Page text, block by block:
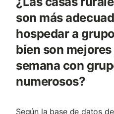
son más
hospedar a
bien son
semana con
numerosos?
Según la base de datos